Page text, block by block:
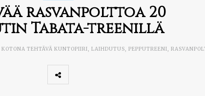
rasvanpolttoa 20
Tabata-treenillä
KOTONA TEHTÄVÄ KUNTOPIIRI, LAIHDUTUS, PEPPUTREENI,